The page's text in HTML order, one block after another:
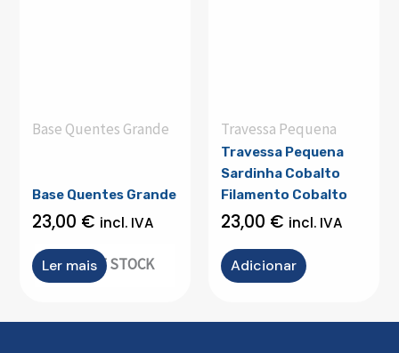
Base Quentes Grande
OUT OF STOCK
Base Quentes Grande
23,00 € incl. IVA
Ler mais
Travessa Pequena
Travessa Pequena
Sardinha Cobalto
Filamento Cobalto
23,00 € incl. IVA
Adicionar